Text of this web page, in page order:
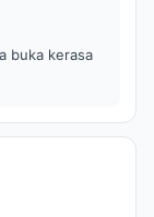
buka kerasa